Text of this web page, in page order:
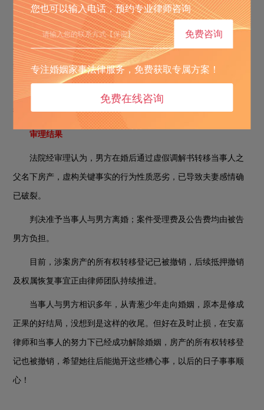
至于房产已经被抵押无法直接办理房产交接，安嘉律师则是
跟法官提出，男方转移房产的行为与婚姻破裂是直接关联，男方
伪造当事人和岳父已经死亡，在此基础上转移房产，只有在宣告
两人离婚的同时，确定房产的归属。
这样为当事人后续的房产抵押撤销、权属恢复等事宜预留法
律依据，确保案件审理结束后当事人能顺利追回房产。
审理结果
法院经审理认为，男方在婚后通过虚假调解书转移当事人之
父名下房产，虚构关键事实的行为性质恶劣，已导致夫妻感情确
已破裂。
判决准予当事人与男方离婚；案件受理费及公告费均由被告
男方负担。
目前，涉案房产的所有权转移登记已被撤销，后续抵押撤销
及权属恢复事宜正由律师团队持续推进。
当事人与男方相识多年，从青葱少年走向婚姻，原本是修成
正果的好结局，没想到是这样的收尾。但好在及时止损，在安嘉
律师和当事人的努力下已经成功解除婚姻，房产的所有权转移登
记也被撤销，希望她往后能抛开这些糟心事，以后的日子事事顺
心！
您也可以输入电话，预约专业律师咨询
免费咨询
专注婚姻家事法律服务，免费获取专属方案！
免费在线咨询